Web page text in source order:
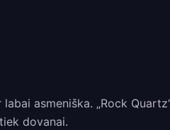
asmeniška. „Rock
dovanai.